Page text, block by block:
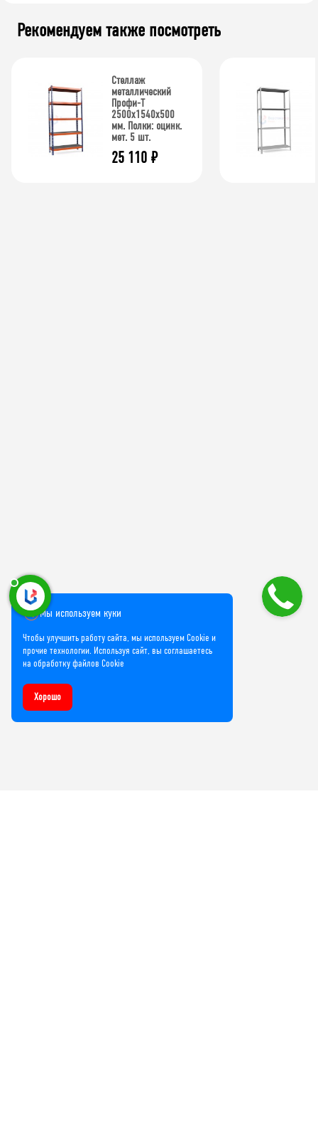
Рекомендуем также посмотреть
Стеллаж
металлический
Профи-Т
2500x1540x500
мм. Полки: оцинк.
мет. 5 шт.
25 110 ₽
Мы используем куки
Чтобы улучшить работу сайта, мы используем Cookie и
прочие технологии. Используя сайт, вы соглашаетесь
на обработку файлов Cookie
Хорошо